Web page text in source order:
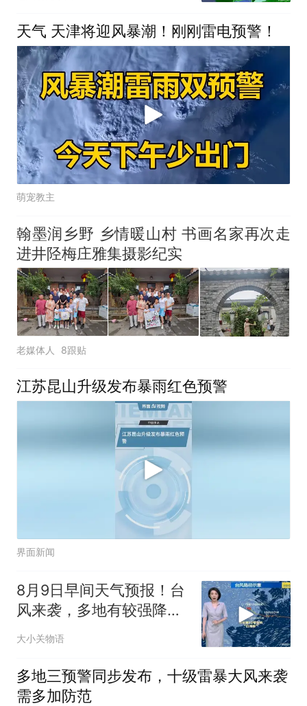
天气 天津将迎风暴潮！刚刚雷电预警！
萌宠教主
翰墨润乡野 乡情暖山村 书画名家再次走
进井陉梅庄雅集摄影纪实
老媒体人 8跟贴
江苏昆山升级发布暴雨红色预警
界面新闻
8月9日早间天气预报！台
风来袭，多地有较强降
水，注意防范！
大小关物语
多地三预警同步发布，十级雷暴大风来袭
需多加防范